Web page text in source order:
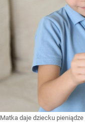
Matka daje dziecku pieniądze